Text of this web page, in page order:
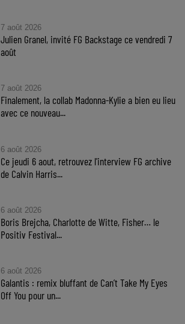
7 août 2026
Julien Granel, invité FG Backstage ce vendredi 7
août
7 août 2026
Finalement, la collab Madonna-Kylie a bien eu lieu
avec ce nouveau...
6 août 2026
Ce jeudi 6 aout, retrouvez l'interview FG archive
de Calvin Harris...
6 août 2026
Boris Brejcha, Charlotte de Witte, Fisher… le
Positiv Festival...
6 août 2026
Galantis : remix bluffant de Can’t Take My Eyes
Off You pour un...